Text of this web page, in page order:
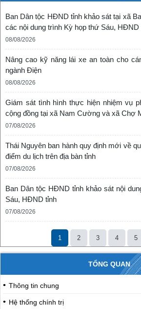
Ban Dân tộc HĐND tỉnh khảo sát tại xã
các nội dung trình Kỳ họp thứ Sáu, HĐND
08/08/2026
Nâng cao kỹ năng lái xe an toàn cho
ngành Điện
08/08/2026
Giám sát tình hình thực hiện nhiệm vụ
cộng đồng tại xã Nam Cường và xã Chợ
07/08/2026
Thái Nguyên ban hành quy định mới về
điểm du lịch trên địa bàn tỉnh
07/08/2026
Ban Dân tộc HĐND tỉnh khảo sát nội
Sáu, HĐND tỉnh
07/08/2026
1 2 3 4 5
TỔNG QUAN
Thông tin chung
Hệ thống chính trị